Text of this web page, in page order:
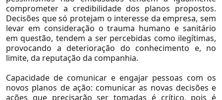
comprometer a credibilidade dos planos propostos.
Decisões que só protejam o interesse da empresa, sem
levar em consideração o trauma humano e sanitário
em questão, tendem a ser percebidas como ilegítimas,
provocando a deterioração do conhecimento e, no
limite, da reputação da companhia.
Capacidade de comunicar e engajar pessoas com os
novos planos de ação: comunicar as novas decisões e
ações que precisarão ser tomadas é crítico, pois é